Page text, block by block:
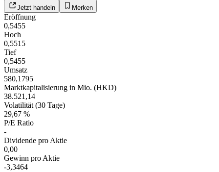
Jetzt handeln Merken
Eröffnung
0,5455
Hoch
0,5515
Tief
0,5455
Umsatz
580,1795
Marktkapitalisierung in Mio. (HKD)
38.521,14
Volatilität (30 Tage)
29,67 %
P/E Ratio
-
Dividende pro Aktie
0,00
Gewinn pro Aktie
-3,3464